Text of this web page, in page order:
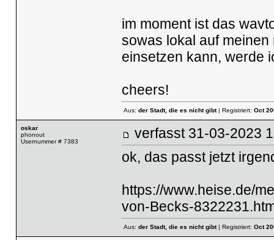
im moment ist das
sowas lokal auf
einsetzen kann, werde
cheers!
Aus: der Stadt, die es nicht gibt| Registriert: Oct
oskar
phonout
Usernummer # 7383
verfasst 31-03-
ok, das passt jetzt
https://www.heise.de/
von-Becks-
Aus: der Stadt, die es nicht gibt| Registriert: Oct